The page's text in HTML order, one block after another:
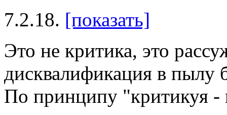
7.2.18. [показать]
Это не критика, это
дисквалификация в пылу
По принципу "критикуя -